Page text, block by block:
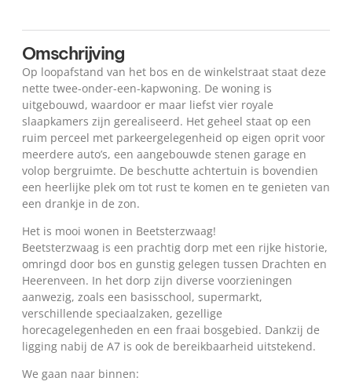
Omschrijving
Op loopafstand van het bos en de winkelstraat staat deze
nette twee-onder-een-kapwoning. De woning is
uitgebouwd, waardoor er maar liefst vier royale
slaapkamers zijn gerealiseerd. Het geheel staat op een
ruim perceel met parkeergelegenheid op eigen oprit voor
meerdere auto’s, een aangebouwde stenen garage en
volop bergruimte. De beschutte achtertuin is bovendien
een heerlijke plek om tot rust te komen en te genieten van
een drankje in de zon.
Het is mooi wonen in Beetsterzwaag!
Beetsterzwaag is een prachtig dorp met een rijke historie,
omringd door bos en gunstig gelegen tussen Drachten en
Heerenveen. In het dorp zijn diverse voorzieningen
aanwezig, zoals een basisschool, supermarkt,
verschillende speciaalzaken, gezellige
horecagelegenheden en een fraai bosgebied. Dankzij de
ligging nabij de A7 is ook de bereikbaarheid uitstekend.
We gaan naar binnen: